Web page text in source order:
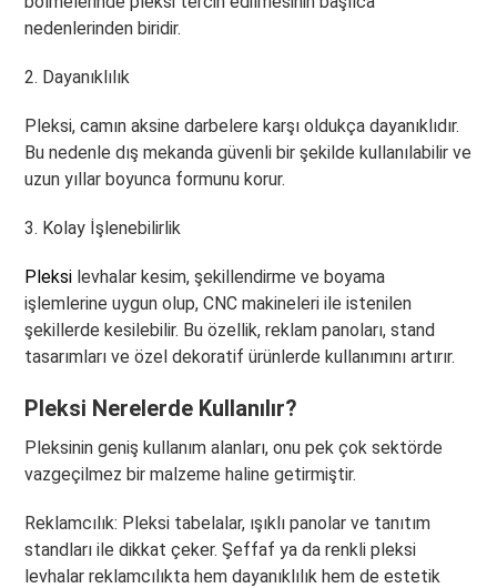
nedenlerinden biridir.
2. Dayanıklılık
Pleksi, camın aksine darbelere karşı oldukça dayanıklıdır.
Bu nedenle dış mekanda güvenli bir şekilde kullanılabilir ve
uzun yıllar boyunca formunu korur.
3. Kolay İşlenebilirlik
Pleksi levhalar kesim, şekillendirme ve boyama
işlemlerine uygun olup, CNC makineleri ile istenilen
şekillerde kesilebilir. Bu özellik, reklam panoları, stand
tasarımları ve özel dekoratif ürünlerde kullanımını artırır.
Pleksi Nerelerde Kullanılır?
Pleksinin geniş kullanım alanları, onu pek çok sektörde
vazgeçilmez bir malzeme haline getirmiştir.
Reklamcılık: Pleksi tabelalar, ışıklı panolar ve tanıtım
standları ile dikkat çeker. Şeffaf ya da renkli pleksi
levhalar reklamcılıkta hem dayanıklılık hem de estetik